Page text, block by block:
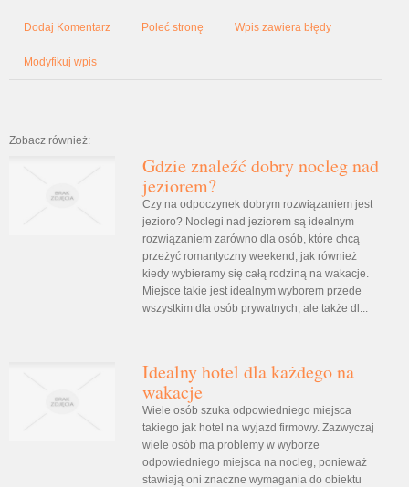
Dodaj Komentarz Poleć stronę Wpis zawiera błędy
Modyfikuj wpis
Zobacz również:
Gdzie znaleźć dobry nocleg nad
jeziorem?
Czy na odpoczynek dobrym rozwiązaniem jest
jezioro? Noclegi nad jeziorem są idealnym
rozwiązaniem zarówno dla osób, które chcą
przeżyć romantyczny weekend, jak również
kiedy wybieramy się całą rodziną na wakacje.
Miejsce takie jest idealnym wyborem przede
wszystkim dla osób prywatnych, ale także dl...
Idealny hotel dla każdego na
wakacje
Wiele osób szuka odpowiedniego miejsca
takiego jak hotel na wyjazd firmowy. Zazwyczaj
wiele osób ma problemy w wyborze
odpowiedniego miejsca na nocleg, ponieważ
stawiają oni znaczne wymagania do obiektu